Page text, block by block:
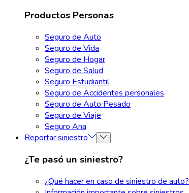
Productos Personas
Seguro de Auto
Seguro de Vida
Seguro de Hogar
Seguro de Salud
Seguro Estudiantil
Seguro de Accidentes personales
Seguro de Auto Pesado
Seguro de Viaje
Seguro Ana
Reportar siniestro
¿Te pasó un siniestro?
¿Qué hacer en caso de siniestro de auto?